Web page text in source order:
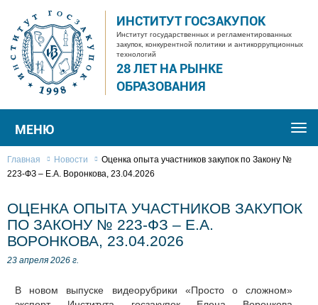
ИНСТИТУТ ГОСЗАКУПОК
Институт государственных и регламентированных
закупок, конкурентной политики и антикоррупционных
технологий
28 ЛЕТ НА РЫНКЕ
ОБРАЗОВАНИЯ
МЕНЮ
Главная Новости
Оценка опыта участников закупок по Закону №
223-ФЗ – Е.А. Воронкова, 23.04.2026
ОЦЕНКА ОПЫТА УЧАСТНИКОВ ЗАКУПОК
ПО ЗАКОНУ № 223-ФЗ – Е.А.
ВОРОНКОВА, 23.04.2026
23 апреля 2026 г.
В новом выпуске видеорубрики «Просто о сложном»